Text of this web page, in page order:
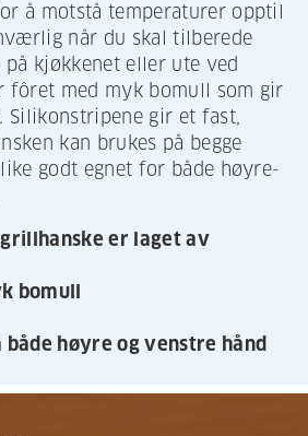
å motstå temperaturer opptil
når du skal tilberede
kjøkkenet eller ute ved
fôret med myk bomull som gir
Silikonstripene gir et fast,
kan brukes på begge
godt egnet for både høyre-
grillhanske er laget av
bomull
både høyre og venstre hånd